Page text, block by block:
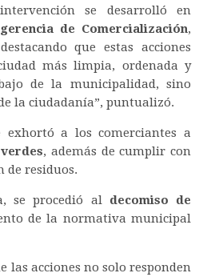
se desarrolló en
de Comercialización,
que estas acciones
más limpia, ordenada y
de la municipalidad, sino
la ciudadanía”, puntualizó.
a los comerciantes a
, además de cumplir con
de residuos.
se procedió al decomiso de
de la normativa municipal
las acciones no solo responden